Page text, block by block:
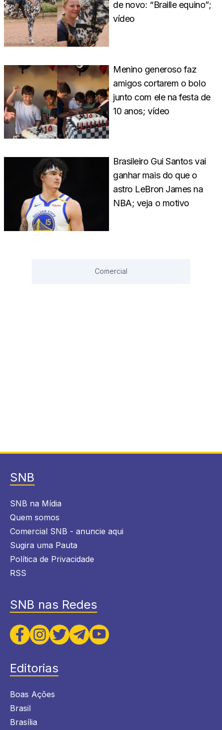
de novo: “Braille equino”;
vídeo
Menino generoso faz
amigos cortarem o bolo
junto com ele na festa de
10 anos; vídeo
Brasileiro Gui Santos vai
ganhar mais do que o
astro LeBron James na
NBA; veja o motivo
Comercial
SNB
SNB na Mídia
Quem somos
Comercial SNB - anuncie aqui
Sugira uma Pauta
Política de Privacidade
RSS
SNB nas Redes
Editorias
Boas Ações
Brasil
Brasília